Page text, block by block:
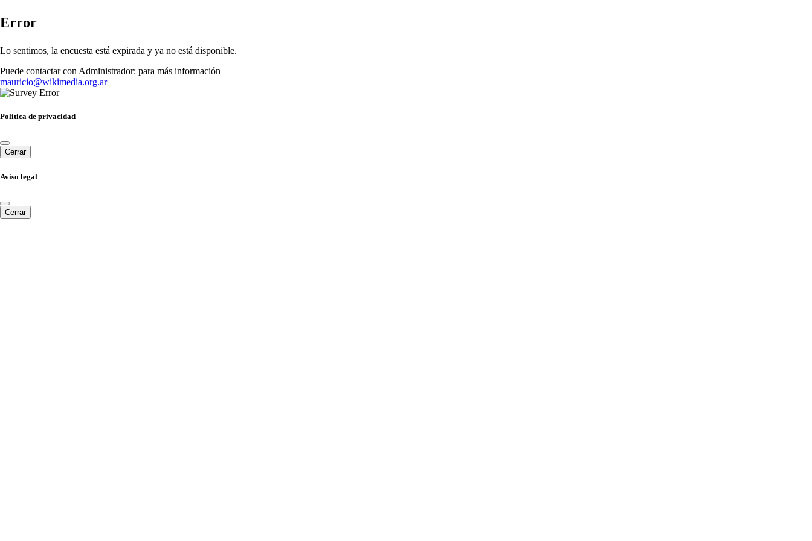
Error
Lo sentimos, la encuesta está expirada y ya no está disponible.
Puede contactar con Administrador: para más información
mauricio@wikimedia.org.ar
Política de privacidad
Cerrar
Aviso legal
Cerrar